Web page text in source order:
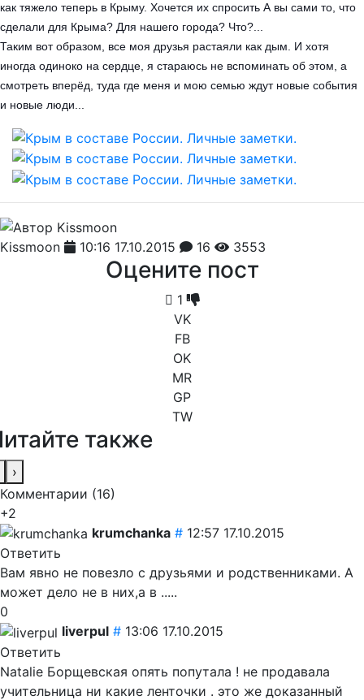
как тяжело теперь в Крыму. Хочется их спросить А вы сами то, что
сделали для Крыма? Для нашего города? Что?...
Таким вот образом, все моя друзья растаяли как дым. И хотя
иногда одиноко на сердце, я стараюсь не вспоминать об этом, а
смотреть вперёд, туда где меня и мою семью ждут новые события
и новые люди...
Kissmoon 10:16 17.10.2015 16 3553
Оцените пост
1
VK
FB
OK
MR
GP
TW
также
›
Комментарии (16)
+2
krumchanka # 12:57 17.10.2015
Ответить
Вам явно не повезло с друзьями и родственниками. А
может дело не в них,а в .....
0
liverpul # 13:06 17.10.2015
Ответить
Natalie Борщевская опять попутала ! не продавала
учительница ни какие ленточки . это же доказанный